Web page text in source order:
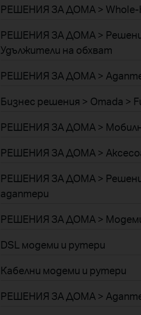
РЕШЕНИЯ ЗА ДОМА > Whole-
РЕШЕНИЯ ЗА ДОМА >
Удължители на обхват
РЕШЕНИЯ ЗА ДОМА >
Бизнес решения > Omada >
РЕШЕНИЯ ЗА ДОМА >
РЕШЕНИЯ ЗА ДОМА >
РЕШЕНИЯ ЗА ДОМА >
адаптери
РЕШЕНИЯ ЗА ДОМА > Модеми
DSL модеми и рутери
Кабелни модеми и рутери
РЕШЕНИЯ ЗА ДОМА >